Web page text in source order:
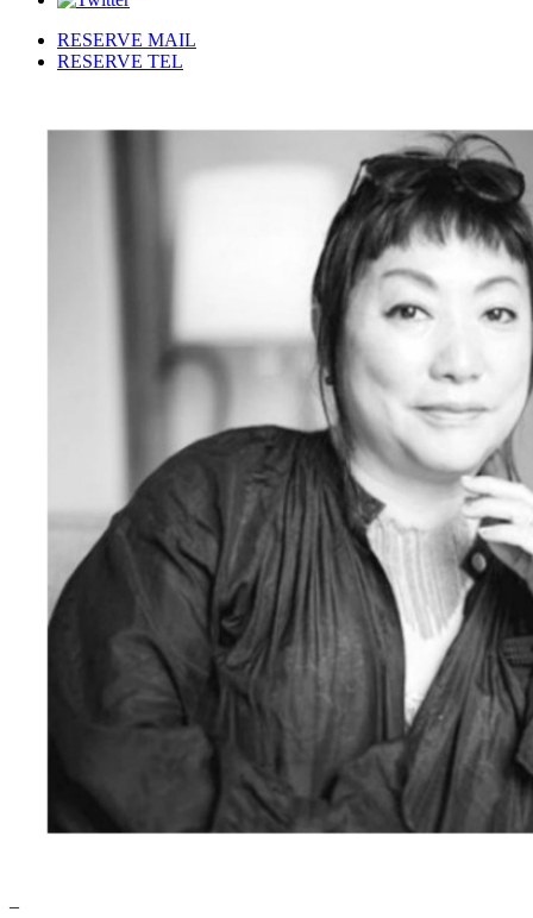
RESERVE MAIL
RESERVE TEL
–